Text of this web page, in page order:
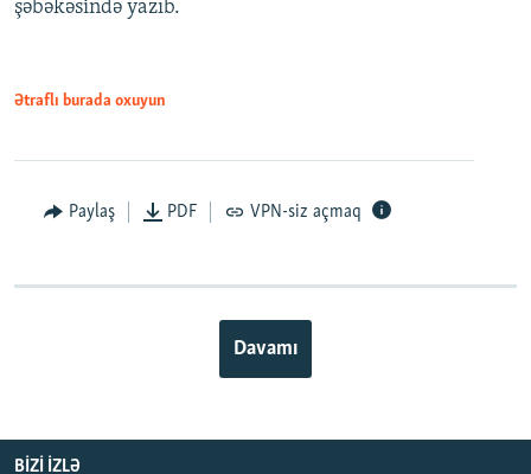
şəbəkəsində yazıb.
Ətraflı burada oxuyun
Paylaş PDF VPN-siz açmaq
Davamı
BIZI IZLƏ